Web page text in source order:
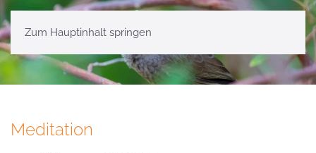
Zum Hauptinhalt springen
Meditation